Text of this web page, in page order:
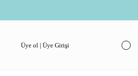
Üye ol | Üye Girişi